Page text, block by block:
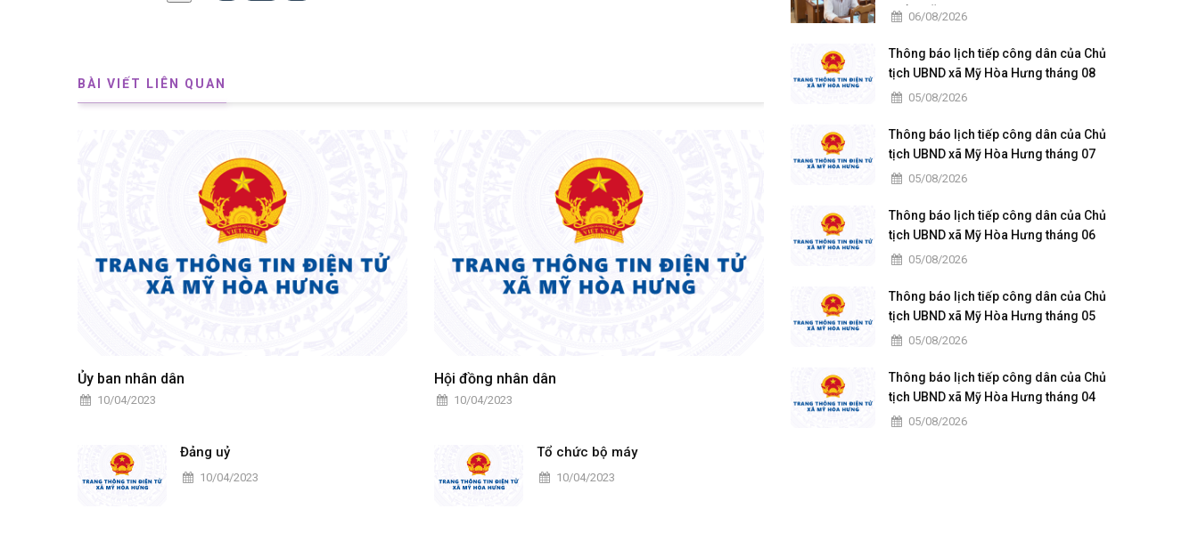
BÀI VIẾT LIÊN QUAN
Ủy ban nhân dân
10/04/2023
Hội đồng nhân dân
10/04/2023
Đảng uỷ
10/04/2023
Tổ chức bộ máy
10/04/2023
LUẬT NĂM 2026
06/08/2026
Thông báo lịch tiếp công dân của Chủ
tịch UBND xã Mỹ Hòa Hưng tháng 08
năm 2026
05/08/2026
Thông báo lịch tiếp công dân của Chủ
tịch UBND xã Mỹ Hòa Hưng tháng 07
năm 2026
05/08/2026
Thông báo lịch tiếp công dân của Chủ
tịch UBND xã Mỹ Hòa Hưng tháng 06
năm 2026
05/08/2026
Thông báo lịch tiếp công dân của Chủ
tịch UBND xã Mỹ Hòa Hưng tháng 05
năm 2026
05/08/2026
Thông báo lịch tiếp công dân của Chủ
tịch UBND xã Mỹ Hòa Hưng tháng 04
năm 2026
05/08/2026